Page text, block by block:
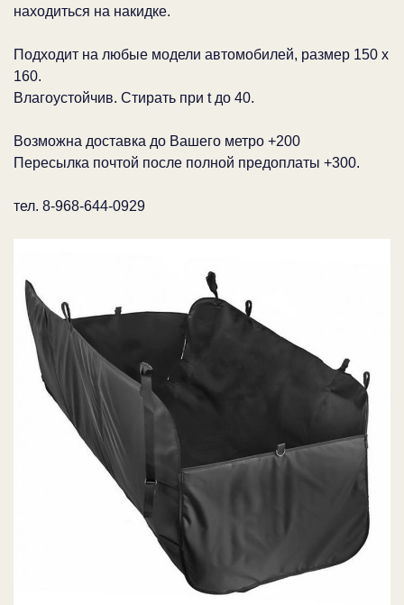
находиться на накидке.
Подходит на любые модели автомобилей, размер 150 х
160.
Влагоустойчив. Стирать при t до 40.
Возможна доставка до Вашего метро +200
Пересылка почтой после полной предоплаты +300.
тел. 8-968-644-0929